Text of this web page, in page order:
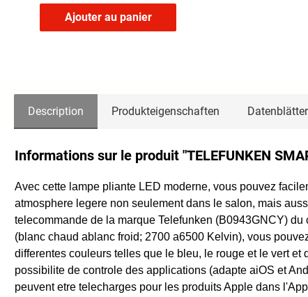
Ajouter au panier
Description Produkteigenschaften Datenblätter
Informations sur le produit "TELEFUNKEN
Avec cette lampe pliante LED moderne, vous pouvez
atmosphere legere non seulement dans le salon, mais
telecommande de la marque Telefunken (B0943GNCY)
(blanc chaud ablanc froid; 2700 a6500 Kelvin), vous
differentes couleurs telles que le bleu, le rouge et le vert
possibilite de controle des applications (adapte aiOS et
peuvent etre telecharges pour les produits Apple dans